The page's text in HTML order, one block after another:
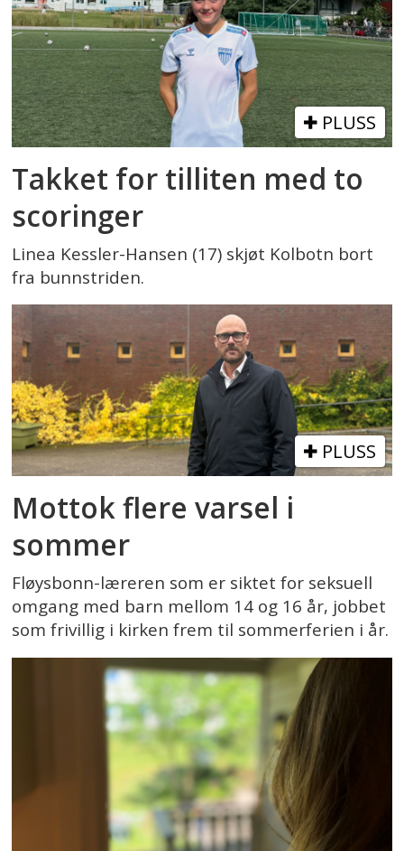
PLUSS
Takket for tilliten med to
scoringer
Linea Kessler-Hansen (17) skjøt Kolbotn bort
fra bunnstriden.
PLUSS
Mottok flere varsel i
sommer
Fløysbonn-læreren som er siktet for seksuell
omgang med barn mellom 14 og 16 år, jobbet
som frivillig i kirken frem til sommerferien i år.